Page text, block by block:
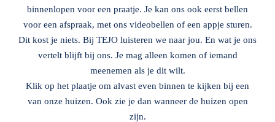
binnenlopen voor een praatje. Je kan ons ook eerst bellen
voor een afspraak, met ons videobellen of een appje sturen.
Dit kost je niets. Bij TEJO luisteren we naar jou. En wat je ons
vertelt blijft bij ons. Je mag alleen komen of iemand
meenemen als je dit wilt.
Klik op het plaatje om alvast even binnen te kijken bij een
van onze huizen. Ook zie je dan wanneer de huizen open
zijn.